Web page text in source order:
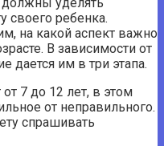
своего ребенка.
на какой аспект важно
В зависимости от
дается им в три этапа.
от 7 до 12 лет, в этом
от неправильного.
спрашивать